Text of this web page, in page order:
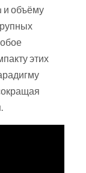
и объёму
этих